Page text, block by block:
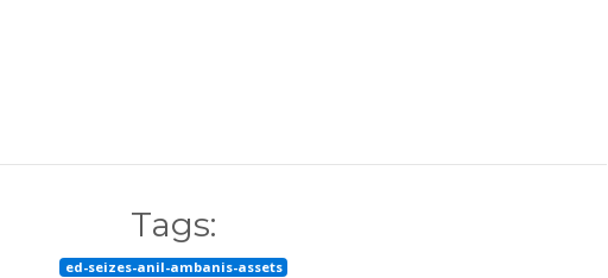
Tags:
ed-seizes-anil-ambanis-assets